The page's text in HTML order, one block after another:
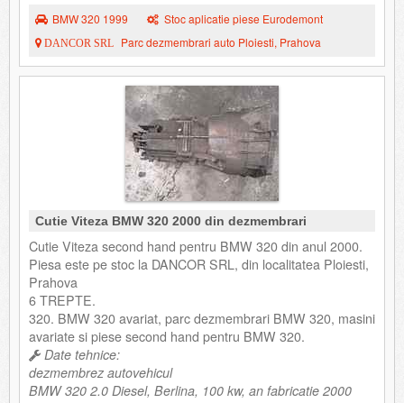
BMW 320 1999 Stoc aplicatie piese Eurodemont
DANCOR SRL Parc dezmembrari auto Ploiesti, Prahova
Cutie Viteza BMW 320 2000 din dezmembrari
Cutie Viteza second hand pentru BMW 320 din anul 2000.
Piesa este pe stoc la DANCOR SRL, din localitatea Ploiesti,
Prahova
6 TREPTE.
320. BMW 320 avariat, parc dezmembrari BMW 320, masini
avariate si piese second hand pentru BMW 320.
Date tehnice:
dezmembrez autovehicul
BMW 320 2.0 Diesel, Berlina, 100 kw, an fabricatie 2000